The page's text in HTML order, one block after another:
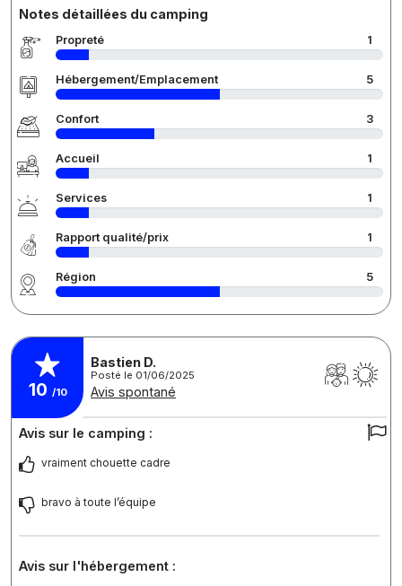
Notes détaillées du camping
Propreté 1
Hébergement/Emplacement 5
Confort 3
Accueil 1
Services 1
Rapport qualité/prix 1
Région 5
10 /10
Bastien D.
Posté le 01/06/2025
Avis spontané
Avis sur le camping :
vraiment chouette cadre
bravo à toute l’équipe
Avis sur l'hébergement :